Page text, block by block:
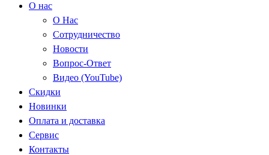
О нас
О Нас
Сотрудничество
Новости
Вопрос-Ответ
Видео (YouTube)
Скидки
Новинки
Оплата и доставка
Сервис
Контакты